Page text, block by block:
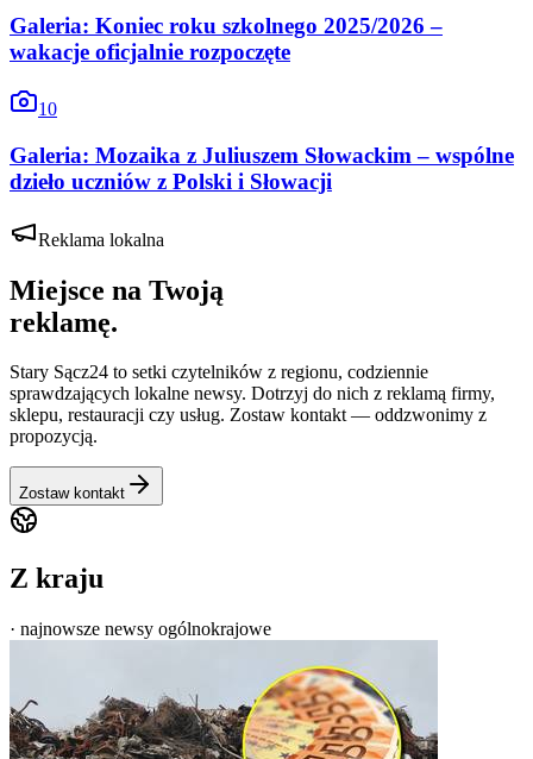
Galeria: Koniec roku szkolnego 2025/2026 –
wakacje oficjalnie rozpoczęte
10
Galeria: Mozaika z Juliuszem Słowackim – wspólne
dzieło uczniów z Polski i Słowacji
Reklama lokalna
Miejsce na Twoją
reklamę.
Stary Sącz24 to setki czytelników z regionu, codziennie
sprawdzających lokalne newsy. Dotrzyj do nich z reklamą firmy,
sklepu, restauracji czy usług. Zostaw kontakt — oddzwonimy z
propozycją.
Zostaw kontakt
Z kraju
· najnowsze newsy ogólnokrajowe